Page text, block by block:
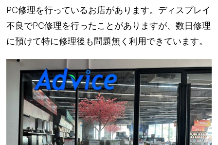
PC修理を行っているお店があります。ディスプレイ
不良でPC修理を行ったことがありますが、数日修理
に預けて特に修理後も問題無く利用できています。